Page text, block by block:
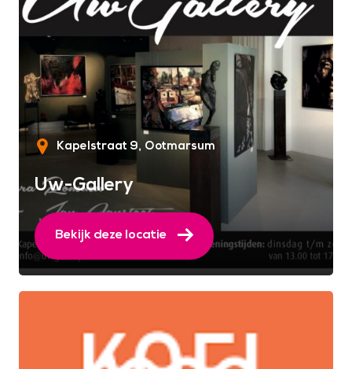
Kapelstraat 9 Ootmarsum
Uw-Gallery
Bekijk deze locatie